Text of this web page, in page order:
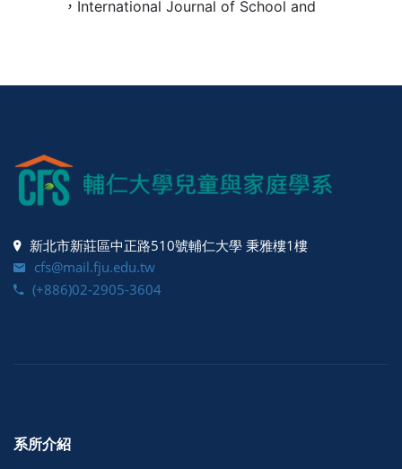
新北市新莊區中正路510號輔仁大學 秉雅樓1樓
cfs@mail.fju.edu.tw
(+886)02-2905-3604
系所介紹